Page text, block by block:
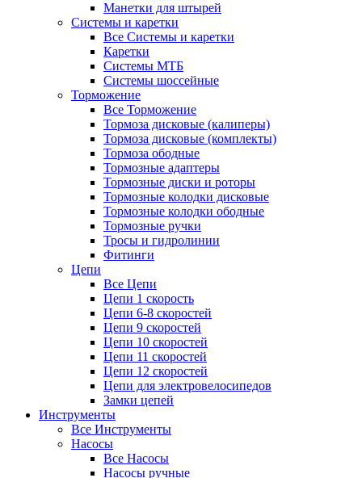
Манетки для штырей
Системы и каретки
Все Системы и каретки
Каретки
Системы МТБ
Системы шоссейные
Торможение
Все Торможение
Тормоза дисковые (калиперы)
Тормоза дисковые (комплекты)
Тормоза ободные
Тормозные адаптеры
Тормозные диски и роторы
Тормозные колодки дисковые
Тормозные колодки ободные
Тормозные ручки
Тросы и гидролинии
Фитинги
Цепи
Все Цепи
Цепи 1 скорость
Цепи 6-8 скоростей
Цепи 9 скоростей
Цепи 10 скоростей
Цепи 11 скоростей
Цепи 12 скоростей
Цепи для электровелосипедов
Замки цепей
Инструменты
Все Инструменты
Насосы
Все Насосы
Насосы ручные